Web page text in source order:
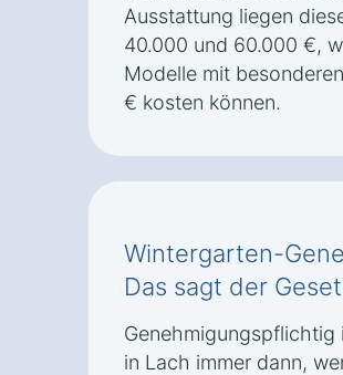
Ausstattung liegen
40.000 und 60.000 €,
Modelle mit
€ kosten können.
Wintergarten-
Das sagt der
Genehmigungspflichtig
in Lach immer dann,